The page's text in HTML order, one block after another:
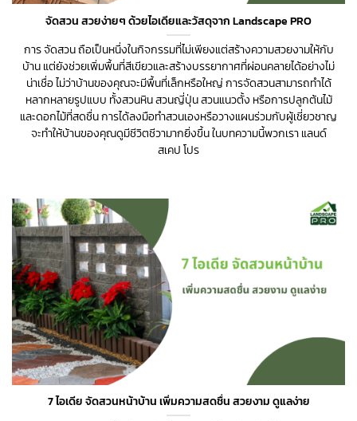
จัดสวน สวยง่ายๆ ด้วยไอเดียและวัสดุจาก Landscape PRO
การ จัดสวน ถือเป็นหนึ่งในกิจกรรมที่ไม่เพียงแต่สร้างความสวยงามให้กับ
บ้าน แต่ยังช่วยเพิ่มพื้นที่สีเขียวและสร้างบรรยากาศที่ผ่อนคลายได้อย่างไม่
น่าเชื่อ ไม่ว่าบ้านของคุณจะมีพื้นที่เล็กหรือใหญ่ การจัดสวนสามารถทำได้
หลากหลายรูปแบบ ทั้งสวนหิน สวนญี่ปุ่น สวนแนวตั้ง หรือการปลูกต้นไม้
และดอกไม้ที่สดชื่น การได้ลงมือทำสวนเองหรือวางแผนร่วมกับผู้เชี่ยวชาญ
จะทำให้บ้านของคุณดูมีชีวิตชีวามากยิ่งขึ้น ในบทความนี้พวกเรา แลนด์
สเคป โปร
7 ไอเดีย จัดสวนหน้าบ้าน เพิ่มความสดชื่น สวยงาม ดูแลง่าย